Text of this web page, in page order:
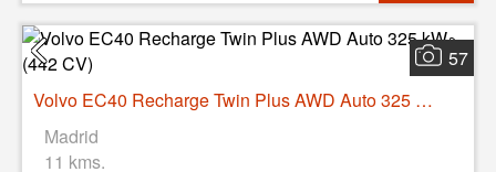
57
Volvo EC40 Recharge Twin Plus AWD Auto 325 kW (442 CV)
Madrid
11 kms.